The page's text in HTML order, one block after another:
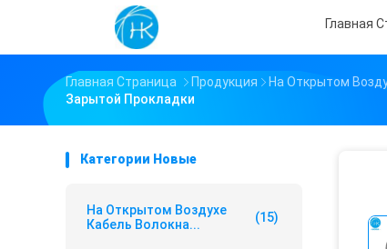
Главная
Главная Страница Продукция На Открытом
Зарытой Прокладки
Категории Новые
На Открытом Воздухе
Кабель Волокна...
(15)